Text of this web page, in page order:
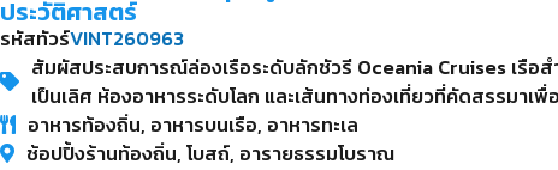
ประวัติศาสตร์
รหัสทัวร์VINT260963
สัมผัสประสบการณ์ล่องเรือระดับลักชัวรี Oceania Cruises เรือ
เป็นเลิศ ห้องอาหารระดับโลก และเส้นทางท่องเที่ยวที่คัดสรรมาเ
Rome สู่ Istanbul ตามรอยอารยธรรมโบราณ ผ่านอิตาลี มอลตา
อาหารท้องถิ่น, อาหารบนเรือ, อาหารทะเล
ช้อปปิ้งร้านท้องถิ่น, โบสถ์, อารายธรรมโบราณ